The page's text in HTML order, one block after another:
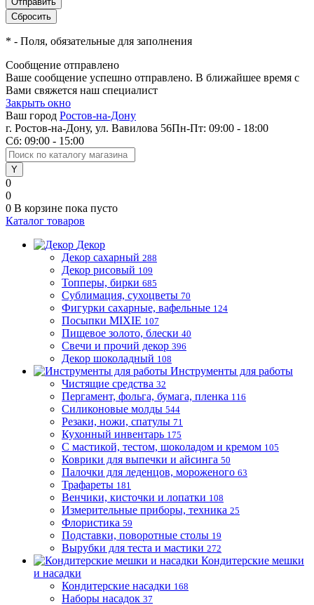
* - Поля, обязательные для заполнения
Сообщение отправлено
Ваше сообщение успешно отправлено. В ближайшее время с
Вами свяжется наш специалист
Закрыть окно
Ваш город Ростов-на-Дону
г. Ростов-на-Дону, ул. Вавилова 56Пн-Пт: 09:00 - 18:00
Сб: 09:00 - 15:00
0
0
0 В корзине пока пусто
Каталог товаров
Декор
Декор сахарный 288
Декор рисовый 109
Топперы, бирки 685
Сублимация, сухоцветы 70
Фигурки сахарные, вафельные 124
Посыпки MIXIE 107
Пищевое золото, блески 40
Свечи и прочий декор 396
Декор шоколадный 108
Инструменты для работы
Чистящие средства 32
Пергамент, фольга, бумага, пленка 116
Силиконовые молды 544
Резаки, ножи, спатулы 71
Кухонный инвентарь 175
С мастикой, тестом, шоколадом и кремом 105
Коврики для выпечки и айсинга 50
Палочки для леденцов, мороженого 63
Трафареты 181
Венчики, кисточки и лопатки 108
Измерительные приборы, техника 25
Флористика 59
Подставки, поворотные столы 19
Вырубки для теста и мастики 272
Кондитерские мешки
и насадки
Кондитерские насадки 168
Наборы насадок 37